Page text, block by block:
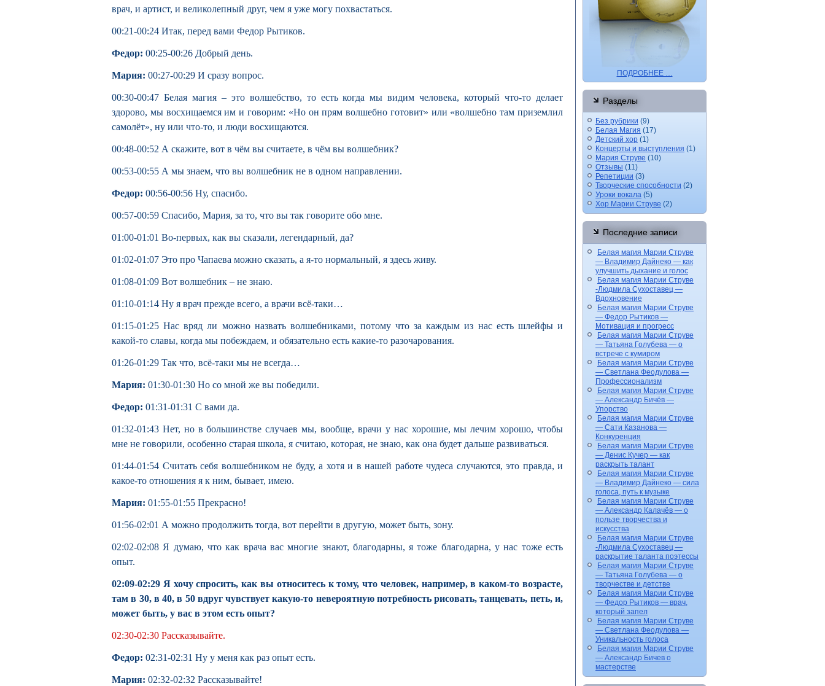
врач, и артист, и великолепный друг, чем я уже могу похвастаться.
00:21-00:24 Итак, перед вами Федор Рытиков.
Федор: 00:25-00:26 Добрый день.
Мария: 00:27-00:29 И сразу вопрос.
00:30-00:47 Белая магия – это волшебство, то есть когда мы видим человека, который что-то делает
здорово, мы восхищаемся им и говорим: «Но он прям волшебно готовит» или «волшебно там приземлил
самолёт», ну или что-то, и люди восхищаются.
00:48-00:52 А скажите, вот в чём вы считаете, в чём вы волшебник?
00:53-00:55 А мы знаем, что вы волшебник не в одном направлении.
Федор: 00:56-00:56 Ну, спасибо.
00:57-00:59 Спасибо, Мария, за то, что вы так говорите обо мне.
01:00-01:01 Во-первых, как вы сказали, легендарный, да?
01:02-01:07 Это про Чапаева можно сказать, а я-то нормальный, я здесь живу.
01:08-01:09 Вот волшебник – не знаю.
01:10-01:14 Ну я врач прежде всего, а врачи всё-таки…
01:15-01:25 Нас вряд ли можно назвать волшебниками, потому что за каждым из нас есть шлейфы и
какой-то славы, когда мы побеждаем, и обязательно есть какие-то разочарования.
01:26-01:29 Так что, всё-таки мы не всегда…
Мария: 01:30-01:30 Но со мной же вы победили.
Федор: 01:31-01:31 С вами да.
01:32-01:43 Нет, но в большинстве случаев мы, вообще, врачи у нас хорошие, мы лечим хорошо, чтобы
мне не говорили, особенно старая школа, я считаю, которая, не знаю, как она будет дальше развиваться.
01:44-01:54 Считать себя волшебником не буду, а хотя и в нашей работе чудеса случаются, это правда, и
какое-то отношения я к ним, бывает, имею.
Мария: 01:55-01:55 Прекрасно!
01:56-02:01 А можно продолжить тогда, вот перейти в другую, может быть, зону.
02:02-02:08 Я думаю, что как врача вас многие знают, благодарны, я тоже благодарна, у нас тоже есть
опыт.
02:09-02:29 Я хочу спросить, как вы относитесь к тому, что человек, например, в каком-то возрасте,
там в 30, в 40, в 50 вдруг чувствует какую-то невероятную потребность рисовать, танцевать, петь, и,
может быть, у вас в этом есть опыт?
02:30-02:30 Рассказывайте.
Федор: 02:31-02:31 Ну у меня как раз опыт есть.
Мария: 02:32-02:32 Рассказывайте!
ПОДРОБНЕЕ …
Разделы
Без рубрики (9)
Белая Магия (17)
Детский хор (1)
Концерты и выступления (1)
Мария Струве (10)
Отзывы (11)
Репетиции (3)
Творческие способности (2)
Уроки вокала (5)
Хор Марии Струве (2)
Последние записи
Белая магия Марии Струве
— Владимир Дайнеко — как
улучшить дыхание и голос
Белая магия Марии Струве
-Людмила Сухоставец —
Вдохновение
Белая магия Марии Струве
— Федор Рытиков —
Мотивация и прогресс
Белая магия Марии Струве
— Татьяна Голубева — о
встрече с кумиром
Белая магия Марии Струве
— Светлана Феодулова —
Профессионализм
Белая магия Марии Струве
— Александр Бичёв —
Упорство
Белая магия Марии Струве
— Сати Казанова —
Конкуренция
Белая магия Марии Струве
— Денис Кучер — как
раскрыть талант
Белая магия Марии Струве
— Владимир Дайнеко — сила
голоса, путь к музыке
Белая магия Марии Струве
— Александр Калачёв — о
пользе творчества и
искусства
Белая магия Марии Струве
-Людмила Сухоставец —
раскрытие таланта поэтессы
Белая магия Марии Струве
— Татьяна Голубева — о
творчестве и детстве
Белая магия Марии Струве
— Федор Рытиков — врач,
который запел
Белая магия Марии Струве
— Светлана Феодулова —
Уникальность голоса
Белая магия Марии Струве
— Александр Бичев о
мастерстве